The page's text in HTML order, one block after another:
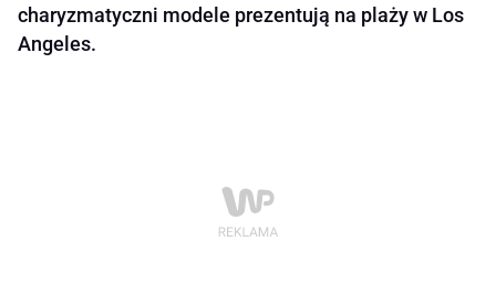
charyzmatyczni modele prezentują na plaży w Los
Angeles.